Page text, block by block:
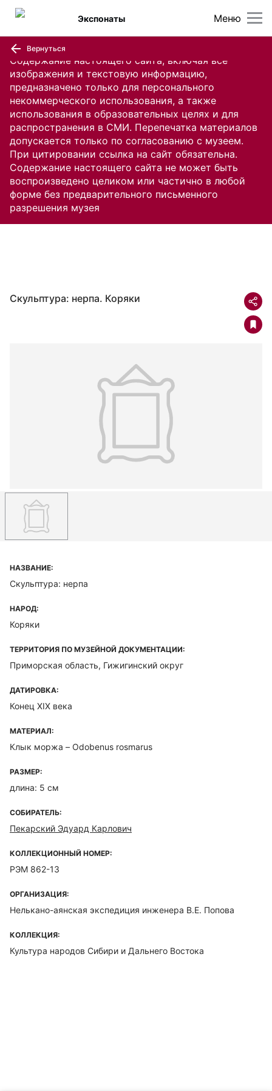
Содержание настоящего сайта, включая все
изображения и текстовую информацию,
предназначено только для персонального
некоммерческого использования, а также
использования в образовательных целях и для
распространения в СМИ. Перепечатка материалов
допускается только по согласованию с музеем.
При цитировании ссылка на сайт обязательна.
Содержание настоящего сайта не может быть
воспроизведено целиком или частично в любой
форме без предварительного письменного
разрешения музея
Меню
Экспонаты
Вернуться
Скульптура: нерпа. Коряки
НАЗВАНИЕ:
Скульптура: нерпа
НАРОД:
Коряки
ТЕРРИТОРИЯ ПО МУЗЕЙНОЙ ДОКУМЕНТАЦИИ:
Приморская область, Гижигинский округ
ДАТИРОВКА:
Конец XIX века
МАТЕРИАЛ:
Клык моржа – Odobenus rosmarus
РАЗМЕР:
длина: 5 см
СОБИРАТЕЛЬ:
Пекарский Эдуард Карлович
КОЛЛЕКЦИОННЫЙ НОМЕР:
РЭМ 862-13
ОРГАНИЗАЦИЯ:
Нелькано-аянская экспедиция инженера В.Е. Попова
КОЛЛЕКЦИЯ:
Культура народов Сибири и Дальнего Востока